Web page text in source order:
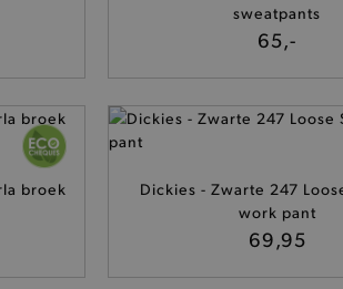
sweatpants
65,-
broek
Dickies - Zwarte 247
work pant
69,95